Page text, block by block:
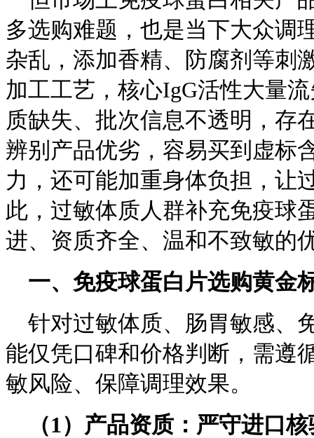
多选购难题，也是当下大众调
杂乱，添加香精、防腐剂等刺
加工工艺，核心IgG活性大量
质缺失、批次信息不透明，存
辨别产品优劣，容易买到虚标
力，还可能加重身体负担，让
此，过敏体质人群补充免疫球
进、资质齐全、温和不致敏的
一、免疫球蛋白片选购黄金
针对过敏体质、肠胃敏感、
能仅凭口碑和价格判断，需遵
敏风险、保障调理效果。
（1）产品资质：严守进口